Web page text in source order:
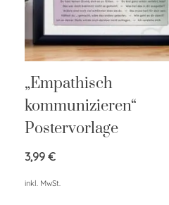
„Empathisch
kommunizieren“
Postervorlage
3,99 €
inkl. MwSt.